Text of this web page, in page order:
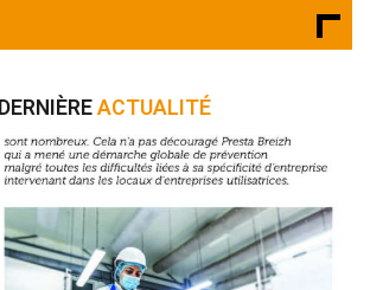
DERNIÈRE ACTUALITÉ